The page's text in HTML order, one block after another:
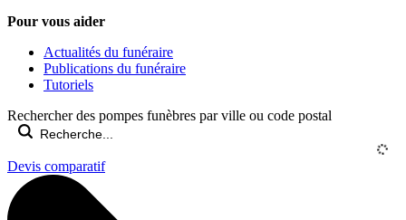
Pour vous aider
Actualités du funéraire
Publications du funéraire
Tutoriels
Rechercher des pompes funèbres par ville ou code postal
Devis comparatif